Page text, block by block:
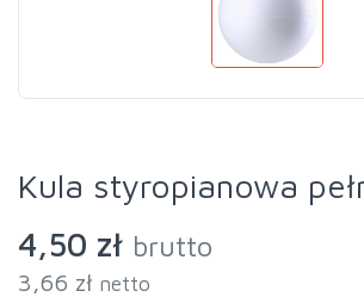
Kula styropianowa
4,50 zł brutto
3,66 zł netto